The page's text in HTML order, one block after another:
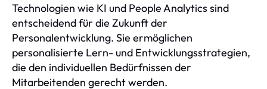
Technologien wie KI und People Analytics sind
entscheidend für die Zukunft der
Personalentwicklung. Sie ermöglichen
personalisierte Lern- und Entwicklungsstrategien,
die den individuellen Bedürfnissen der
Mitarbeitenden gerecht werden.